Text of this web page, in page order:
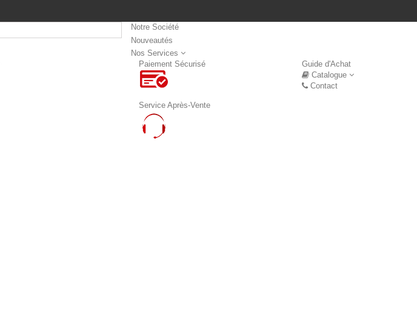
Notre Société
Nouveautés
Nos Services
Paiement Sécurisé
Service Après-Vente
Guide d'Achat
Catalogue
Contact